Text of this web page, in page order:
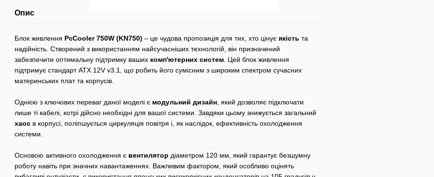
Опис
Блок живлення PcCooler 750W (KN750) – це чудова пропозиція для тих, хто цінує якість та
надійність. Створений з використанням найсучасніших технологій, він призначений
забезпечити оптимальну підтримку ваших комп'ютерних систем . Цей блок живлення
підтримує стандарт ATX 12V v3.1, що робить його сумісним з широким спектром сучасних
материнських плат та корпусів.
Однією з ключових переваг даної моделі є модульний дизайн , який дозволяє підключати
лише ті кабелі, котрі дійсно необхідні для вашої системи. Завдяки цьому знижується загальний
хаос в корпусі, поліпшується циркуляція повітря і, як наслідок, ефективність охолодження
системи.
Основою активного охолодження є вентилятор діаметром 120 мм, який гарантує безшумну
роботу навіть при значних навантаженнях. Важливим фактором, який особливо оцінять